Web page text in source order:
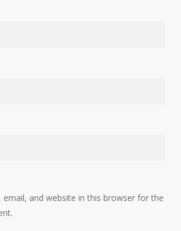
email, and website in this browser for the